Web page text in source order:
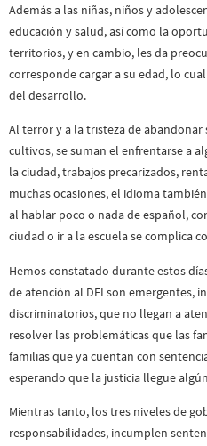
Además a las niñas, niños y
educación y salud, así como la
territorios, y en cambio, les da
corresponde cargar a su edad, lo
del desarrollo.
Al terror y a la tristeza de abandonar
cultivos, se suman el enfrentarse a
la ciudad, trabajos precarizados,
muchas ocasiones, el idioma
al hablar poco o nada de español,
ciudad o ir a la escuela se complica
Hemos constatado durante estos
de atención al DFI son emergentes,
discriminatorios, que no llegan a
resolver las problemáticas que las
familias que ya cuentan con
esperando que la justicia llegue
Mientras tanto, los tres niveles de
responsabilidades, incumplen